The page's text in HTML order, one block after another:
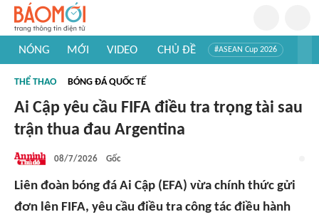
NÓNG MỚI VIDEO CHỦ ĐỀ #ASEAN Cup 2026
#Khám phá thế giới
THỂ THAO BÓNG ĐÁ QUỐC TẾ
Ai Cập yêu cầu FIFA điều tra trọng tài sau
trận thua đau Argentina
08/7/2026 Gốc
Liên đoàn bóng đá Ai Cập (EFA) vừa chính thức gửi
đơn lên FIFA, yêu cầu điều tra công tác điều hành